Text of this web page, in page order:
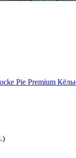
Pie Premium